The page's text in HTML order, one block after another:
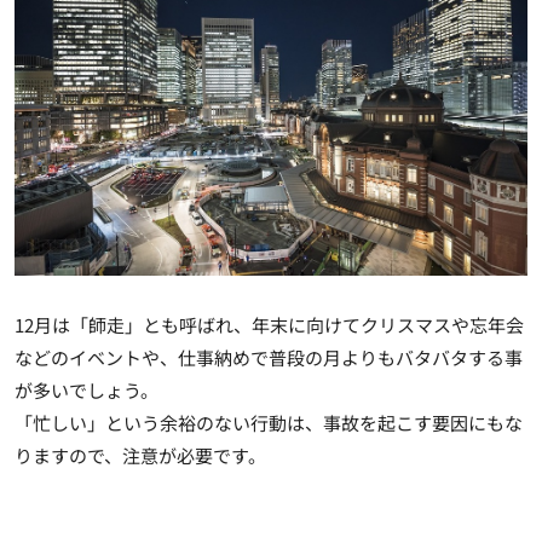
12月は「師走」とも呼ばれ、年末に向けてクリスマスや忘年会
などのイベントや、仕事納めで普段の月よりもバタバタする事
が多いでしょう。
「忙しい」という余裕のない行動は、事故を起こす要因にもな
りますので、注意が必要です。